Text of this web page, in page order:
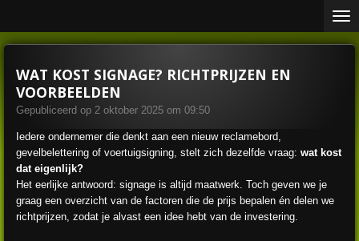
direct
naar
hoofdinhoud
WAT KOST SIGNAGE? RICHTPRIJZEN EN
VOORBEELDEN
Gepubliceerd op 2 oktober 2025 om 09:50
Iedere ondernemer die denkt aan een nieuw reclamebord,
gevelbelettering of voertuigsigning, stelt zich dezelfde vraag: wat kost
dat eigenlijk?
Het eerlijke antwoord: signage is altijd maatwerk. Toch geven we je
graag een overzicht van de factoren die de prijs bepalen én delen we
richtprijzen, zodat je alvast een idee hebt van de investering.